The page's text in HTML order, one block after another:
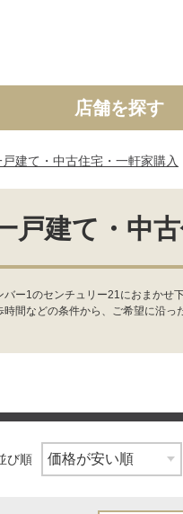
ション 土地
店舗を探す
建て・中古住宅・一軒家購入
戸建て・中
ー1のセンチュリー21におまか
間などの条件から、ご希望に沿
び順